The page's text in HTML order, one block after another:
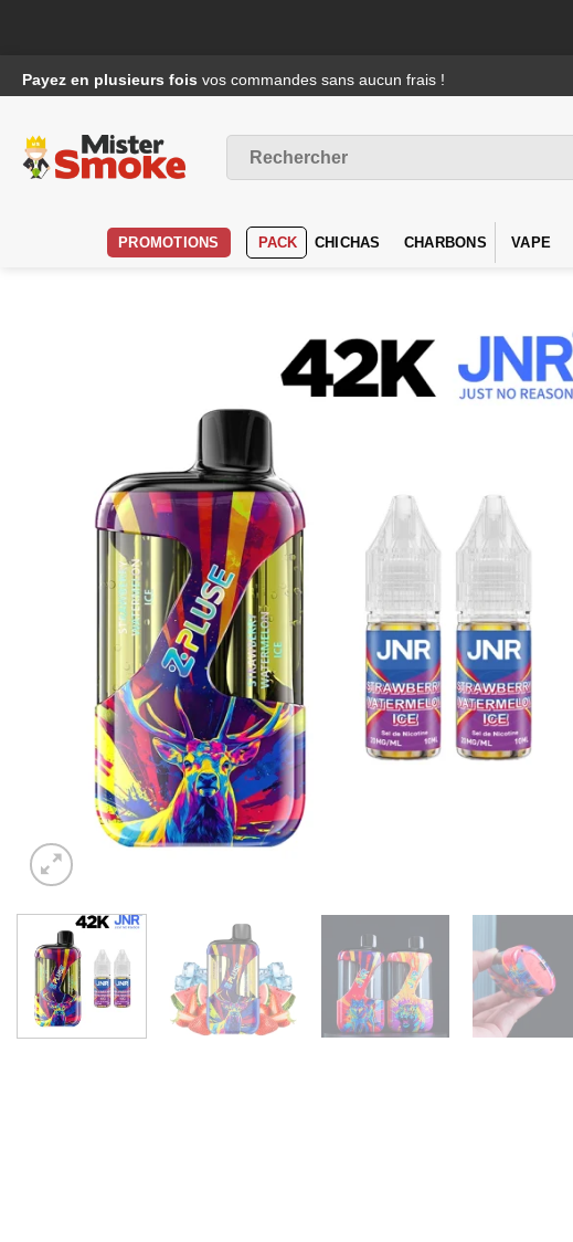
au
Payez en plusieurs fois vos commandes sans aucun frais !
pour :
PROMOTIONS PACK CHICHAS CHARBONS VAPE